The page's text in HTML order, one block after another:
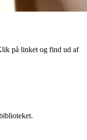
på linket og find ud af